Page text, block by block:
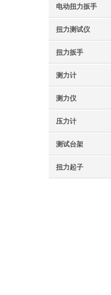
电动扭力扳手
扭力测试仪
扭力扳手
测力计
测力仪
压力计
测试台架
扭力起子